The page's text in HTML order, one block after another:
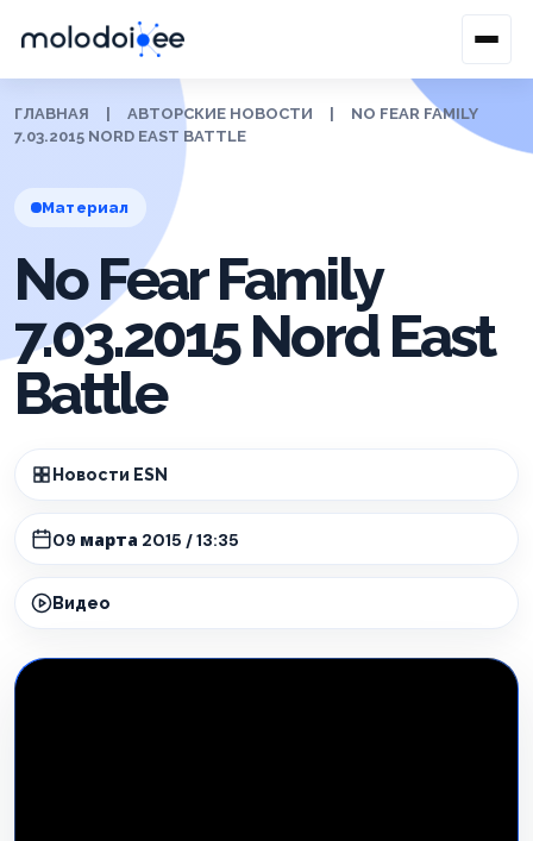
ГЛАВНАЯ АВТОРСКИЕ НОВОСТИ
NO FEAR FAMILY
7.03.2015 NORD EAST BATTLE
Материал
No Fear Family
7.03.2015 Nord East
Battle
Новости ESN
09 марта 2015 / 13:35
Видео